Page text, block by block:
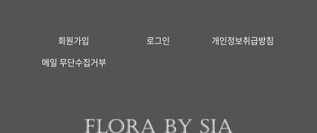
회원가입 로그인
개인정보취급방침
메일 무단수집거부